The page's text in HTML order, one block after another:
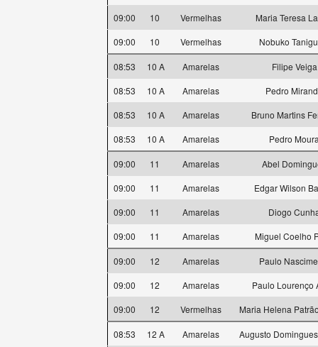
09:00
10 Vermelhas
Maria Teresa
09:00
10 Vermelhas Nobuko
08:53 10 A Amarelas
Filipe Veiga
08:53
10 A Amarelas
Pedro
08:53
10 A Amarelas
Bruno Martins
08:53
10 A Amarelas Pedro
09:00 11 Amarelas
Abel
09:00
11 Amarelas
Edgar Wilson
09:00
11 Amarelas
Diogo
09:00
11 Amarelas Miguel Coelho
09:00 12 Amarelas
Paulo
09:00
12 Amarelas
Paulo Lourenço
09:00
12 Vermelhas Maria Helena
08:53 12 A Amarelas
Augusto